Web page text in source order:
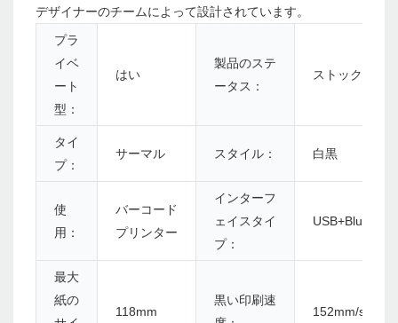
デザイナーのチームによって設計されています。
プラ
イベ
ート
型：
はい
製品のステ
ータス：
ストック
タイ
プ：
サーマル スタイル： 白黒
使
用：
バーコード
プリンター
インターフ
ェイスタイ
プ：
USB+Bluetooth
最大
紙の
118mm
黒い印刷速
152mm/s